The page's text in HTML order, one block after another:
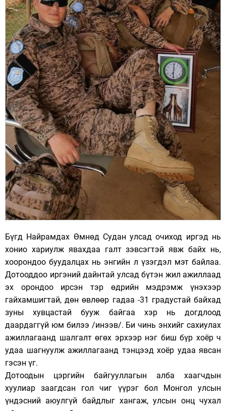
Бүгд Найрамдах Өмнөд Судан улсад очиход иргэд нь
хонио хариулж явахдаа галт зэвсэгтэй явж байх нь,
хоорондоо буудалцах нь энгийн л үзэгдэл мэт байлаа.
Дотооддоо иргэний дайнтай улсад бүтэн жил ажиллаад
эх орондоо ирсэн тэр өдрийн мэдрэмж үнэхээр
гайхамшигтай, дөн өвлөөр гадаа -31 градустай байхад
зуны хувцастай бууж байгаа хэр нь догдлоод
даардаггүй юм билээ /инээв/. Би чинь энхийг сахиулах
ажиллагаанд шалгалт өгөх эрхээр нэг биш бүр хоёр ч
удаа шагнуулж ажиллагаанд тэнцээд хоёр удаа явсан
гэсэн үг.
Дотоодын цэргийн байгууллагын алба хаагчдын
хуулиар заагдсан гол чиг үүрэг бол Монгол улсын
үндэсний аюулгүй байдлыг хангаж, улсын онц чухал